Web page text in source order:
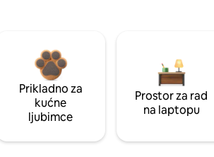
Prikladno za
kućne
ljubimce
Prostor za rad
na laptopu